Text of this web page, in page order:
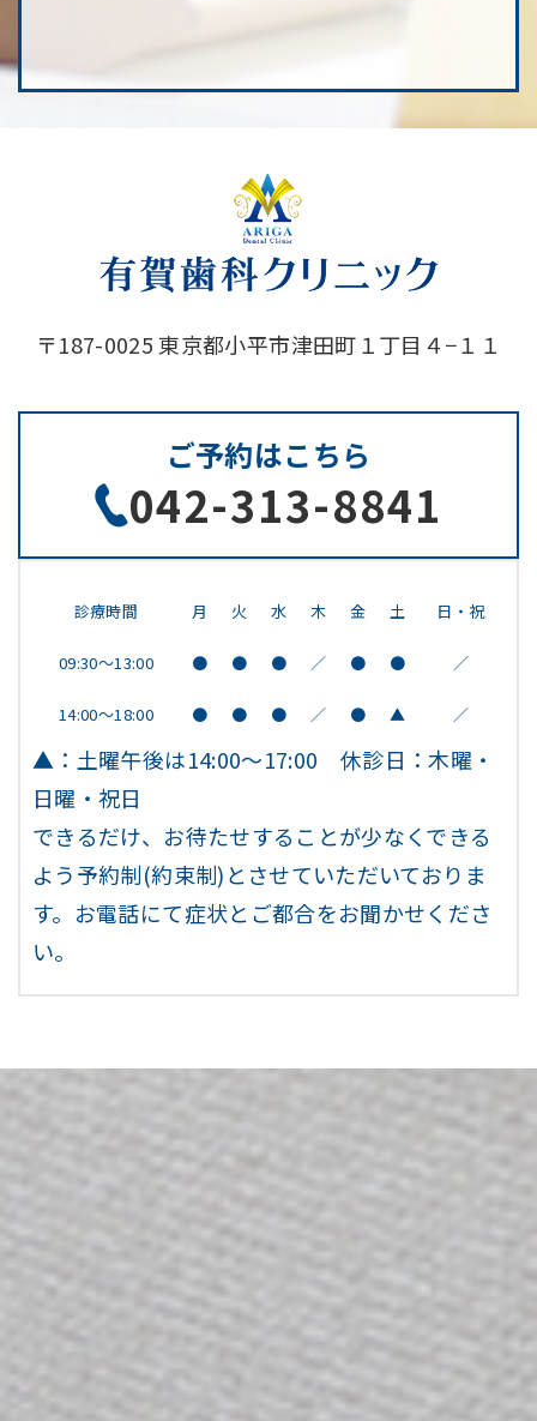
〒187-0025 東京都小平市津田町１丁目４−１１
ご予約はこちら
042-313-8841
診療時間 月 火 水 木 金 土 日・祝
09:30～13:00 ● ● ● ／ ● ● ／
14:00～18:00 ● ● ● ／ ● ▲ ／
▲：土曜午後は14:00～17:00 休診日：木曜・
日曜・祝日
できるだけ、お待たせすることが少なくできる
よう予約制(約束制)とさせていただいておりま
す。お電話にて症状とご都合をお聞かせくださ
い。